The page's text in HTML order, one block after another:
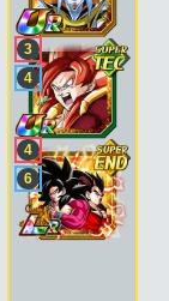
3
4
4
6